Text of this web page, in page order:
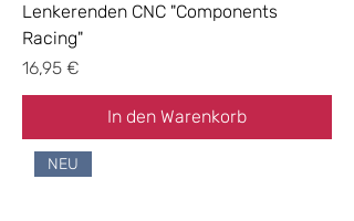
Lenkerenden CNC "Components
Racing"
Preis
16,95 €
In den Warenkorb
NEU